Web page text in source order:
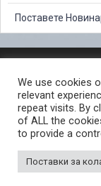
Поставете
СЛОБОДЕН
ПОСТАПКА ЗА
© 2026 ЈАВНО
We use cookies
relevant
repeat visits. By
of ALL the
to provide a
Поставки за